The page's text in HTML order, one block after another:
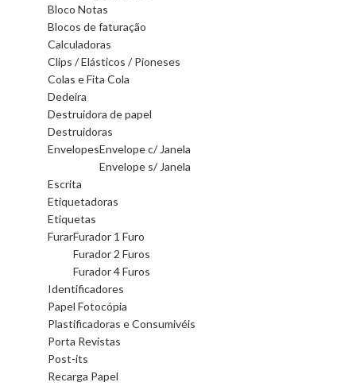
Bloco Notas
Blocos de faturação
Calculadoras
Clips / Elásticos / Pioneses
Colas e Fita Cola
Dedeira
Destruidora de papel
Destruidoras
EnvelopesEnvelope c/ Janela
Envelope s/ Janela
Escrita
Etiquetadoras
Etiquetas
FurarFurador 1 Furo
Furador 2 Furos
Furador 4 Furos
Identificadores
Papel Fotocópia
Plastificadoras e Consumivéis
Porta Revistas
Post-its
Recarga Papel